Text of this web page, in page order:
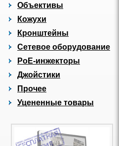
Объективы
Кожухи
Кронштейны
Сетевое оборудование
PoE-инжекторы
Джойстики
Прочее
Уцененные товары